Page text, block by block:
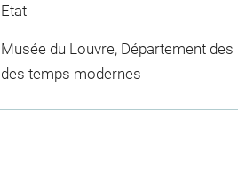
Etat
Musée du Louvre, Département
des temps modernes